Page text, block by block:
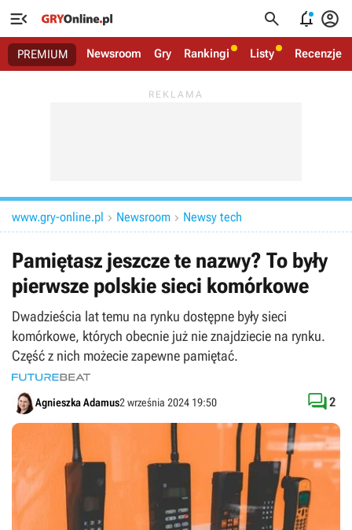
   
PREMIUM Newsroom Gry Rankingi Listy Recenzje
www.gry-online.pl  Newsroom  Newsy tech
Pamiętasz jeszcze te nazwy? To były
pierwsze polskie sieci komórkowe
Dwadzieścia lat temu na rynku dostępne były sieci
komórkowe, których obecnie już nie znajdziecie na rynku.
Część z nich możecie zapewne pamiętać.
Agnieszka Adamus2 września 2024 19:50 2